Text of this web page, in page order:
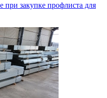
при закупке профлиста для